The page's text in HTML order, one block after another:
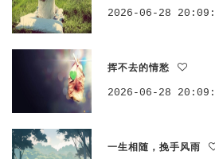
2026-06-28
挥不去的情愁
2026-06-28
一生相随，挽手风雨